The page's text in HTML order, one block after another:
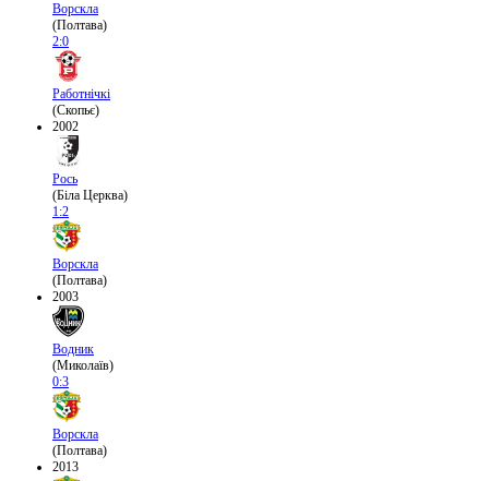
Ворскла
(Полтава)
2:0
Работнічкі
(Скопьє)
2002
Рось
(Біла Церква)
1:2
Ворскла
(Полтава)
2003
Водник
(Миколаїв)
0:3
Ворскла
(Полтава)
2013